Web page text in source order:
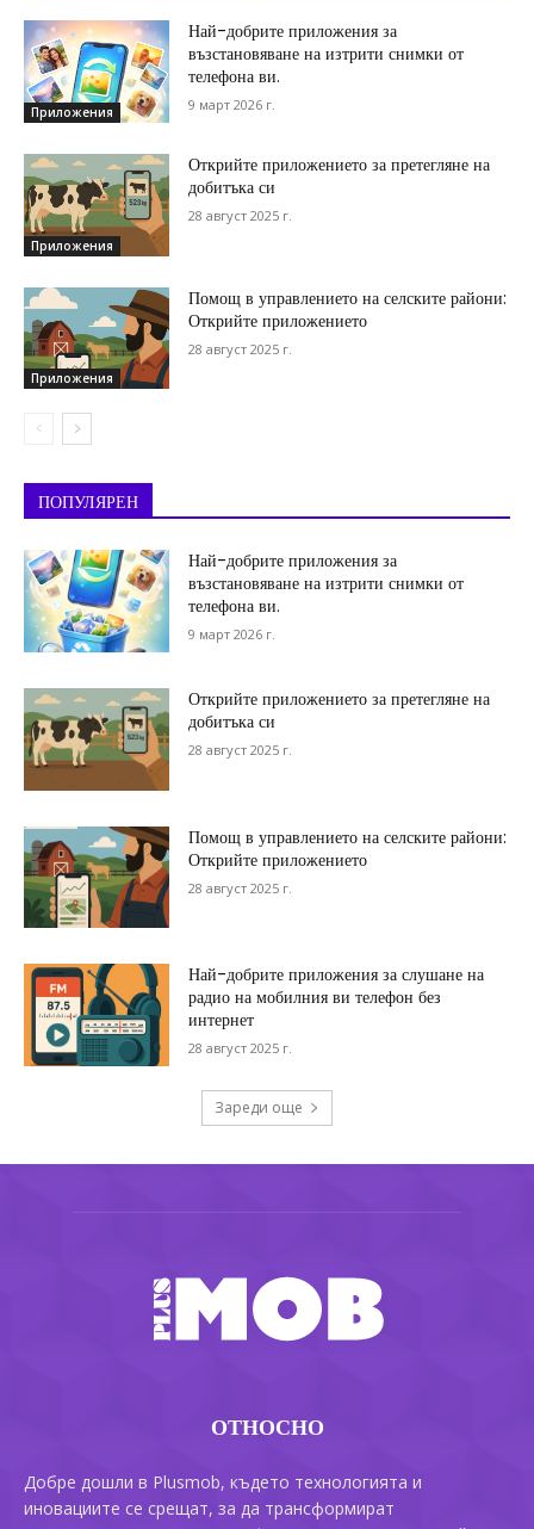
Приложения
Най-добрите приложения за
възстановяване на изтрити снимки от
телефона ви.
9 март 2026 г.
Приложения
Открийте приложението за претегляне на
добитъка си
28 август 2025 г.
Приложения
Помощ в управлението на селските райони:
Открийте приложението
28 август 2025 г.
ПОПУЛЯРЕН
Най-добрите приложения за
възстановяване на изтрити снимки от
телефона ви.
9 март 2026 г.
Открийте приложението за претегляне на
добитъка си
28 август 2025 г.
Помощ в управлението на селските райони:
Открийте приложението
28 август 2025 г.
Най-добрите приложения за слушане на
радио на мобилния ви телефон без
интернет
28 август 2025 г.
Зареди още
ОТНОСНО
Добре дошли в Plusmob, където технологията и
иновациите се срещат, за да трансформират